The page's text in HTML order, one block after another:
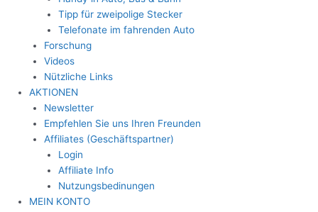
Tipp für zweipolige Stecker
Telefonate im fahrenden Auto
Forschung
Videos
Nützliche Links
AKTIONEN
Newsletter
Empfehlen Sie uns Ihren Freunden
Affiliates (Geschäftspartner)
Login
Affiliate Info
Nutzungsbedinungen
MEIN KONTO